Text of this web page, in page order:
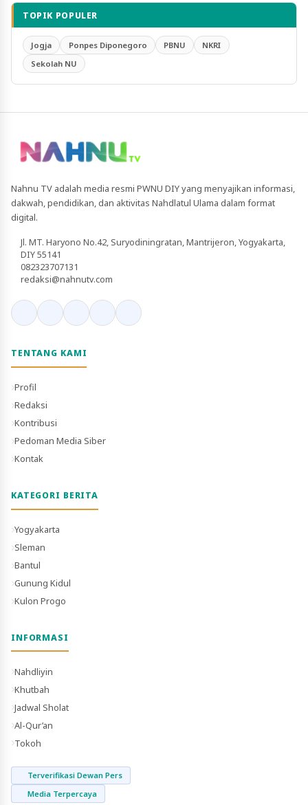
TOPIK POPULER
Jogja Ponpes Diponegoro PBNU
NKRI
Sekolah NU
Nahnu TV adalah media resmi PWNU DIY yang menyajikan informasi,
dakwah, pendidikan, dan aktivitas Nahdlatul Ulama dalam format
digital.
Jl. MT. Haryono No.42, Suryodiningratan, Mantrijeron, Yogyakarta,
DIY 55141
082323707131
redaksi@nahnutv.com
TENTANG KAMI
Profil
Redaksi
Kontribusi
Pedoman Media Siber
Kontak
KATEGORI BERITA
Yogyakarta
Sleman
Bantul
Gunung Kidul
Kulon Progo
INFORMASI
Nahdliyin
Khutbah
Jadwal Sholat
Al-Qur’an
Tokoh
Terverifikasi Dewan Pers
Media Terpercaya